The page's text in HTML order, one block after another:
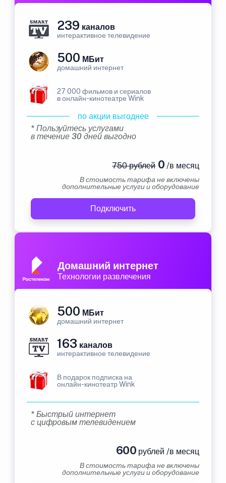
239 каналов
интерактивное телевидение
500 МБит
домашний интернет
27 000 фильмов и сериалов
в онлайн-кинотеатре Wink
по акции выгоднее
* Пользуйтесь услугами
в течение 30 дней выгодно
750 рублей0 /в месяц
В стоимость тарифа не включены
дополнительные услуги и оборудование
Подключить
Домашний интернет
Технологии развлечения
500 МБит
домашний интернет
163 каналов
интерактивное телевидение
В подарок подписка на
онлайн-кинотеатр Wink
* Быстрый интернет
с цифровым телевидением
600 рублей /в месяц
В стоимость тарифа не включены
дополнительные услуги и оборудование